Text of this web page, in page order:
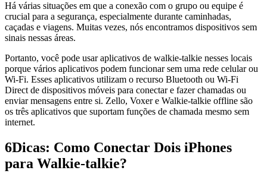
Há várias situações em que a conexão com o grupo ou equipe é
crucial para a segurança, especialmente durante caminhadas,
caçadas e viagens. Muitas vezes, nós encontramos dispositivos sem
sinais nessas áreas.
Portanto, você pode usar aplicativos de walkie-talkie nesses locais
porque vários aplicativos podem funcionar sem uma rede celular ou
Wi-Fi. Esses aplicativos utilizam o recurso Bluetooth ou Wi-Fi
Direct de dispositivos móveis para conectar e fazer chamadas ou
enviar mensagens entre si. Zello, Voxer e Walkie-talkie offline são
os três aplicativos que suportam funções de chamada mesmo sem
internet.
6Dicas: Como Conectar Dois iPhones
para Walkie-talkie?